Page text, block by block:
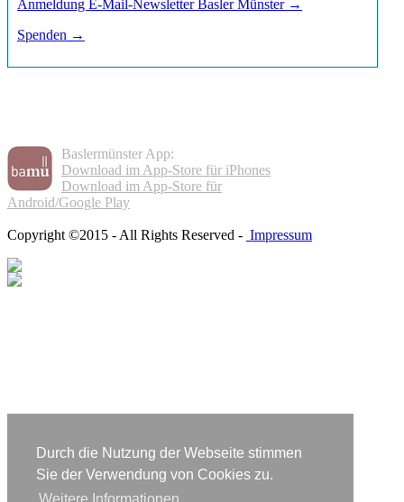
Durch die Nutzung der Webseite stimmen
Sie der Verwendung von Cookies zu.
Anmeldung E-Mail-Newsletter Basler Münster →
Spenden →
Baslermünster App:
Download im App-Store für iPhones
Download im App-Store für
Android/Google Play
Copyright ©2015 - All Rights Reserved - Impressum